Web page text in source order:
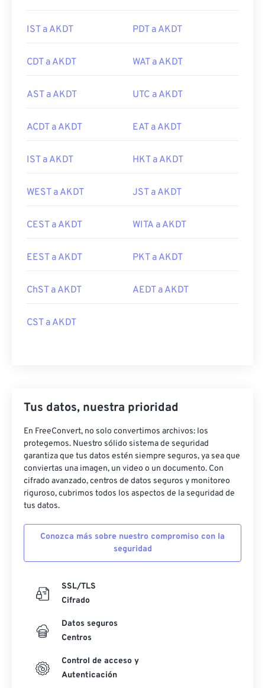
IST a AKDT PDT a AKDT
CDT a AKDT WAT a AKDT
AST a AKDT UTC a AKDT
ACDT a AKDT EAT a AKDT
IST a AKDT HKT a AKDT
WEST a AKDT JST a AKDT
CEST a AKDT WITA a AKDT
EEST a AKDT PKT a AKDT
ChST a AKDT AEDT a AKDT
CST a AKDT
Tus datos, nuestra prioridad
En FreeConvert, no solo convertimos archivos: los
protegemos. Nuestro sólido sistema de seguridad
garantiza que tus datos estén siempre seguros, ya sea que
conviertas una imagen, un video o un documento. Con
cifrado avanzado, centros de datos seguros y monitoreo
riguroso, cubrimos todos los aspectos de la seguridad de
tus datos.
Conozca más sobre nuestro compromiso con la
seguridad
SSL/TLS
Cifrado
Datos seguros
Centros
Control de acceso y
Autenticación